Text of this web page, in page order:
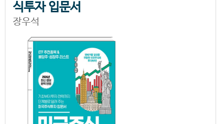
식투자 입문서
장우석